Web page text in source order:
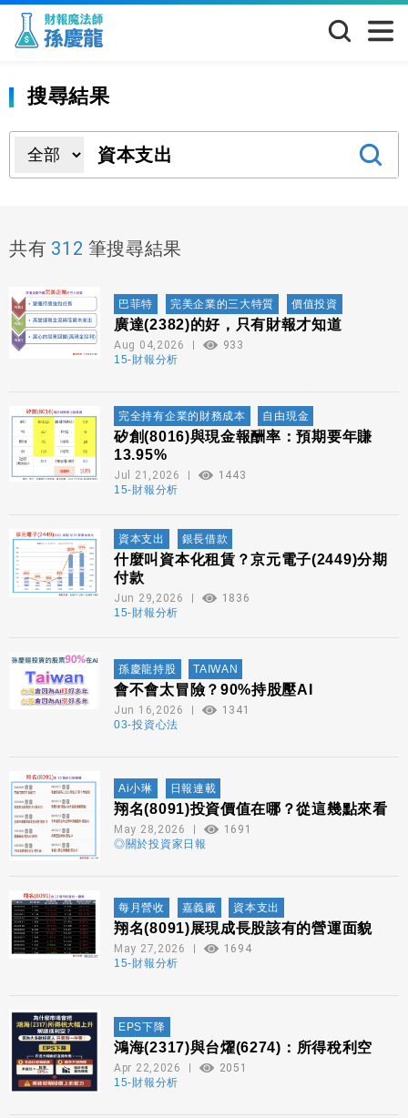
搜尋結果
共有 312 筆搜尋結果
巴菲特 完美企業的三大特質 價值投資
廣達(2382)的好，只有財報才知道
Aug 04,2026
933
15-財報分析
完全持有企業的財務成本 自由現金
矽創(8016)與現金報酬率：預期要年賺
13.95%
Jul 21,2026
1443
15-財報分析
資本支出 銀長借款
什麼叫資本化租賃？京元電子(2449)分期
付款
Jun 29,2026
1836
15-財報分析
孫慶龍持股 TAIWAN
會不會太冒險？90%持股壓AI
Jun 16,2026
1341
03-投資心法
Ai小琳 日報連載
翔名(8091)投資價值在哪？從這幾點來看
May 28,2026
1691
◎關於投資家日報
每月營收 嘉義廠 資本支出
翔名(8091)展現成長股該有的營運面貌
May 27,2026
1694
15-財報分析
EPS下降
鴻海(2317)與台燿(6274)：所得稅利空
Apr 22,2026
2051
15-財報分析